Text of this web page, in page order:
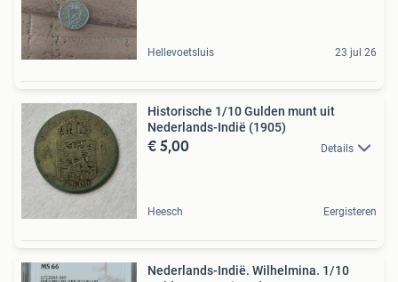
Hellevoetsluis 23 jul 26
Historische 1/10 Gulden munt uit
Nederlands-Indië (1905)
€ 5,00 Details
Heesch Eergisteren
Nederlands-Indië. Wilhelmina. 1/10